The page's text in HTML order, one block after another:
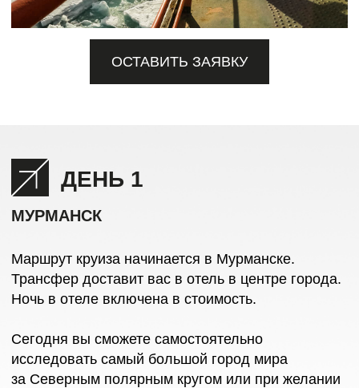
ДЕНЬ 2
ПОСАДКА НА ЛЕДОКОЛ
путешествии. В свободное время после встречи
вы сможете самостоятельно прогуляться
по городу.